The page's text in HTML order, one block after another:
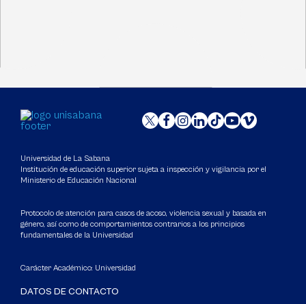
Universidad de La Sabana
Institución de educación superior sujeta a inspección y vigilancia por el
Ministerio de Educación Nacional
Protocolo de atención para casos de acoso, violencia sexual y basada en
género, así como de comportamientos contrarios a los principios
fundamentales de la Universidad
Carácter Académico: Universidad
DATOS DE CONTACTO